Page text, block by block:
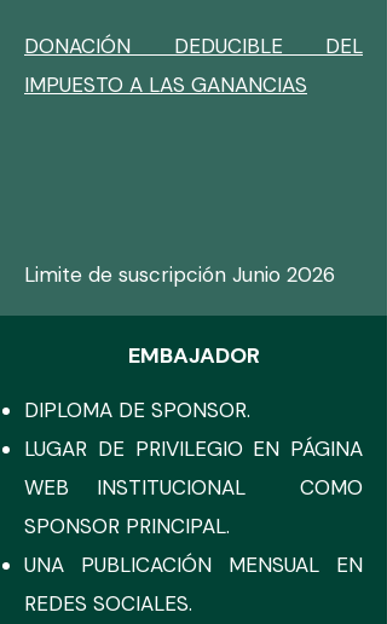
DONACIÓN DEDUCIBLE DEL
IMPUESTO A LAS GANANCIAS
Limite de suscripción Junio 2026
EMBAJADOR
DIPLOMA DE SPONSOR.
LUGAR DE PRIVILEGIO EN PÁGINA
WEB INSTITUCIONAL COMO
SPONSOR PRINCIPAL.
UNA PUBLICACIÓN MENSUAL EN
REDES SOCIALES.